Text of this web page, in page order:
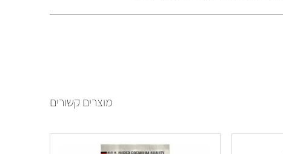
מוצרים קשורים